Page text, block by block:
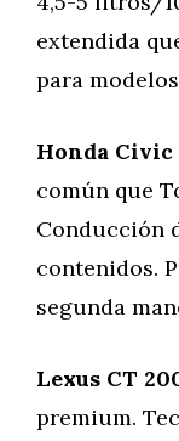
extendida
para
Honda Civic
común que
Conducción
contenidos.
segunda
Lexus CT
premium.